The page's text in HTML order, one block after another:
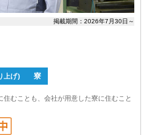
掲載期間：2026年7月30日～
上げ) 寮
住むことも、会社が用意した寮に住むこと